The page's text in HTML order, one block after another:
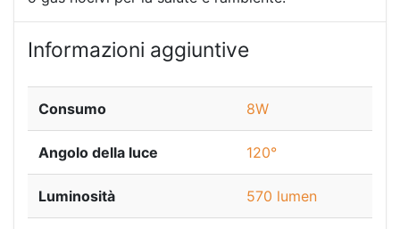
Informazioni aggiuntive
Consumo 8W
Angolo della luce 120°
Luminosità 570 lumen